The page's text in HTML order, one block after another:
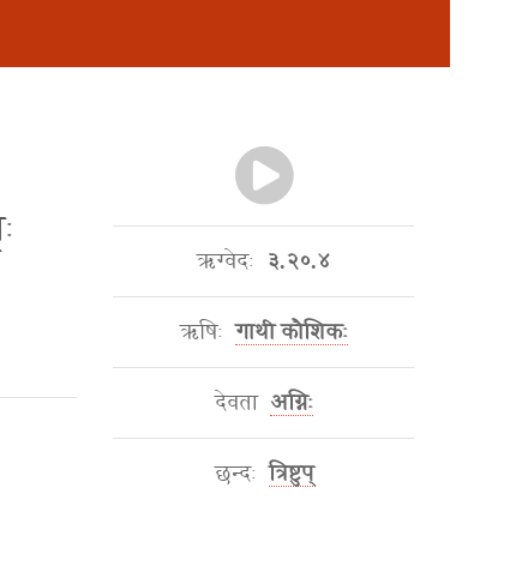
ऋग्वेदः ३.२०.४
ऋषिः गाथी कौशिकः
देवता अग्निः
छन्दः त्रिष्टुप्